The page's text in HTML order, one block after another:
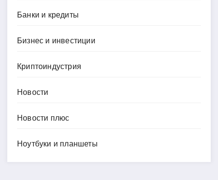
Банки и кредиты
Бизнес и инвестиции
Криптоиндустрия
Новости
Новости плюс
Ноутбуки и планшеты